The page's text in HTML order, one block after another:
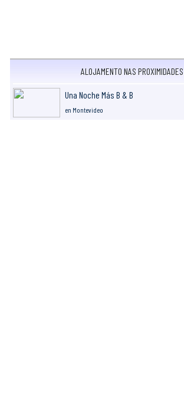
ALOJAMENTO NAS PROXIMIDADES
Una Noche Más B & B
en Montevideo